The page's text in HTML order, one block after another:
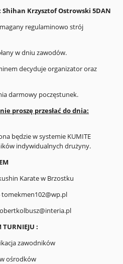
Shihan Krzysztof Ostrowski 5DAN
regulaminowo strój
w dniu zawodów.
decyduje organizator oraz
darmowy poczęstunek.
proszę przesłać do dnia:
będzie w systemie KUMITE
indywidualnych drużyny.
Karate w Brzostku
tomekmen102@wp.pl
TURNIEJU :
zawodników
ośrodków